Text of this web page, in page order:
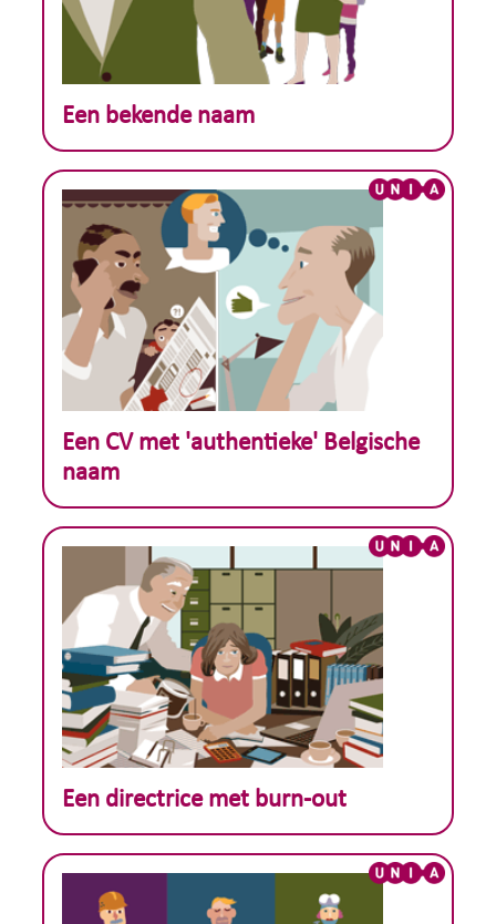
Theoretisch voorbeeld :
Een bekende naam
Theoretisch voorbeeld :
Een CV met 'authentieke' Belgische
naam
Theoretisch voorbeeld :
Een directrice met burn-out